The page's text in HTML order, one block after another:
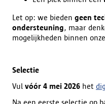
Let op: we bieden geen
ondersteuning, maar
mogelijkheden binnen
Selectie
Vul vóór 4 mei 2026 het
Na een eerste selectie op